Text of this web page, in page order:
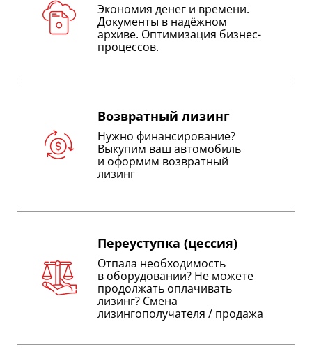
Экономия денег и времени.
Документы в надёжном
архиве. Оптимизация бизнес-
процессов.
Возвратный лизинг
Нужно финансирование?
Выкупим ваш автомобиль
и оформим возвратный
лизинг
Переуступка (цессия)
Отпала необходимость
в оборудовании? Не можете
продолжать оплачивать
лизинг? Cмена
лизингополучателя / продажа